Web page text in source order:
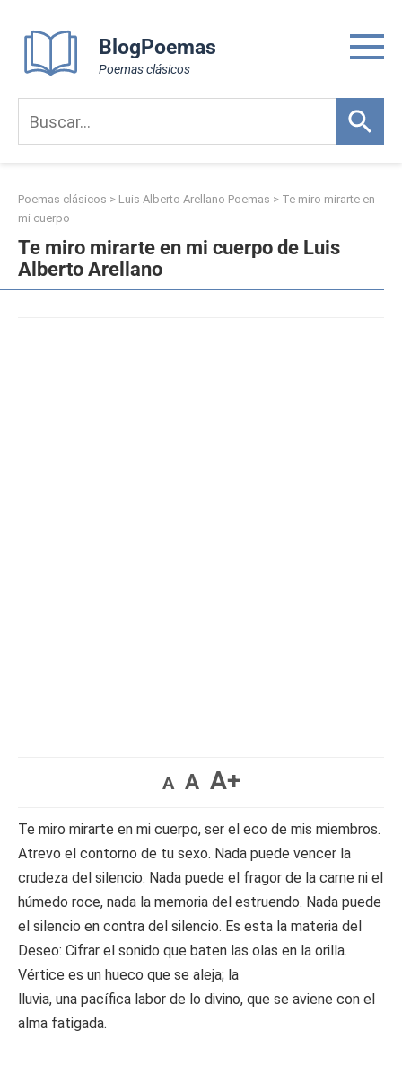
content
BlogPoemas
Poemas clásicos
Poemas clásicos > Luis Alberto Arellano Poemas > Te miro mirarte en
mi cuerpo
Te miro mirarte en mi cuerpo de Luis
Alberto Arellano
A A A+
Te miro mirarte en mi cuerpo, ser el eco de mis miembros.
Atrevo el contorno de tu sexo. Nada puede vencer la
crudeza del silencio. Nada puede el fragor de la carne ni el
húmedo roce, nada la memoria del estruendo. Nada puede
el silencio en contra del silencio. Es esta la materia del
Deseo: Cifrar el sonido que baten las olas en la orilla.
Vértice es un hueco que se aleja; la
lluvia, una pacífica labor de lo divino, que se aviene con el
alma fatigada.